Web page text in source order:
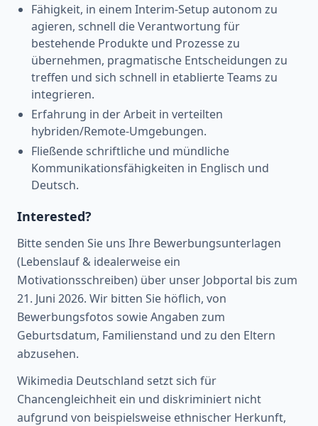
Fähigkeit, in einem Interim-Setup autonom zu
agieren, schnell die Verantwortung für
bestehende Produkte und Prozesse zu
übernehmen, pragmatische Entscheidungen zu
treffen und sich schnell in etablierte Teams zu
integrieren.
Erfahrung in der Arbeit in verteilten
hybriden/Remote-Umgebungen.
Fließende schriftliche und mündliche
Kommunikationsfähigkeiten in Englisch und
Deutsch.
Interested?
Bitte senden Sie uns Ihre Bewerbungsunterlagen
(Lebenslauf & idealerweise ein
Motivationsschreiben) über unser Jobportal bis zum
21. Juni 2026. Wir bitten Sie höflich, von
Bewerbungsfotos sowie Angaben zum
Geburtsdatum, Familienstand und zu den Eltern
abzusehen.
Wikimedia Deutschland setzt sich für
Chancengleichheit ein und diskriminiert nicht
aufgrund von beispielsweise ethnischer Herkunft,